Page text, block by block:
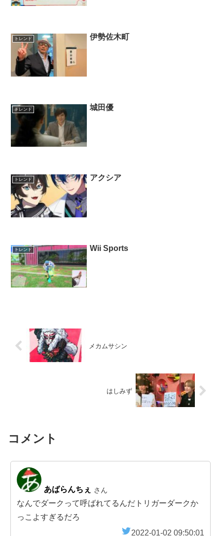
トレンド 伊勢佐木町
トレンド 城田優
トレンド アクシア
トレンド Wii Sports
メカムサシン
はしみず
コメント
あばらんちぇ さん
なんでダークって呼ばれてるんだトリガーダークか
っこよすぎるだろ
2022-01-02 09:50:01